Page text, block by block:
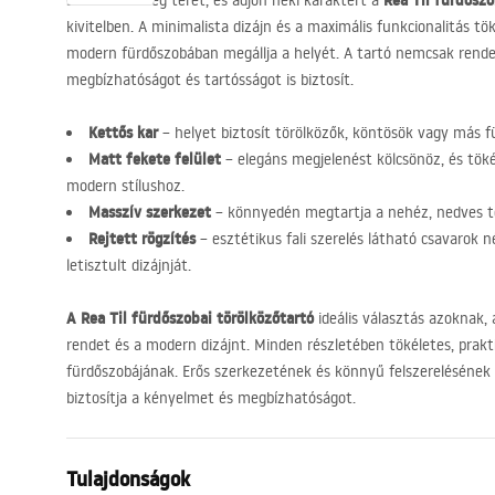
kivitelben. A minimalista dizájn és a maximális funkcionalitás
modern fürdőszobában megállja a helyét. A tartó nemcsak
megbízhatóságot és tartósságot is biztosít.
Kettős kar– helyet biztosít törölközők, köntösök vagy más
Matt fekete felület – elegáns megjelenést kölcsönöz, és
modern stílushoz.
Masszív szerkezet – könnyedén megtartja a nehéz, nedves
Rejtett rögzítés– esztétikus fali szerelés látható csavarok
letisztult dizájnját.
A Rea Til fürdőszobai törölközőtartóideális választás
rendet és a modern dizájnt. Minden részletében tökéletes,
fürdőszobájának. Erős szerkezetének és könnyű
biztosítja a kényelmet és megbízhatóságot.
Tulajdonságok